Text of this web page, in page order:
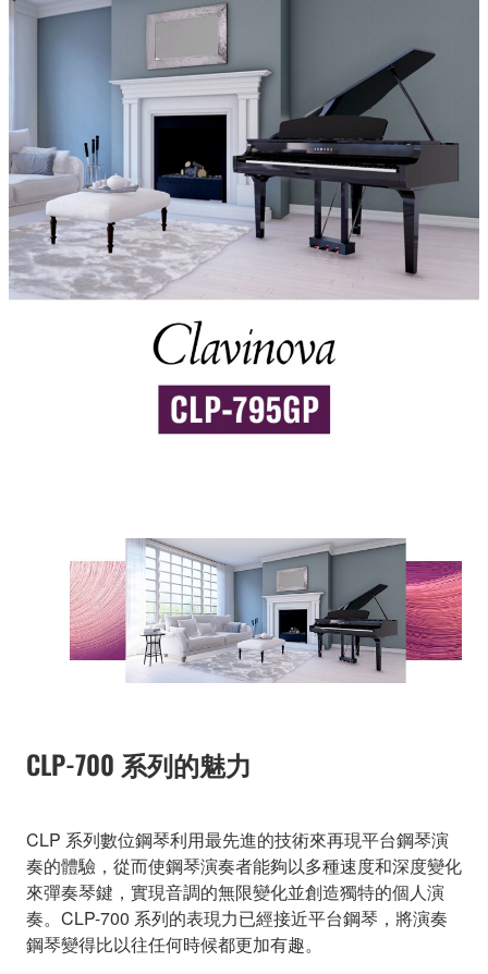
CLP-700 系列的魅力
CLP 系列數位鋼琴利用最先進的技術來再現平台鋼琴演
奏的體驗，從而使鋼琴演奏者能夠以多種速度和深度變化
來彈奏琴鍵，實現音調的無限變化並創造獨特的個人演
奏。CLP-700 系列的表現力已經接近平台鋼琴，將演奏
鋼琴變得比以往任何時候都更加有趣。